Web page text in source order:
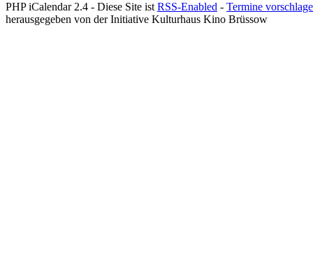
PHP iCalendar 2.4 - Diese Site ist RSS-Enabled - Termine
herausgegeben von der Initiative Kulturhaus Kino Brüssow